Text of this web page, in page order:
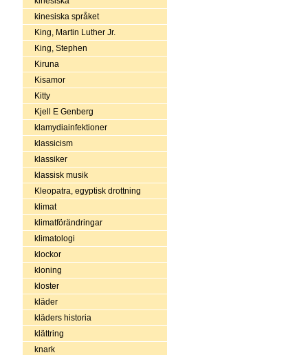
kinesiska språket
King, Martin Luther Jr.
King, Stephen
Kiruna
Kisamor
Kitty
Kjell E Genberg
klamydiainfektioner
klassicism
klassiker
klassisk musik
Kleopatra, egyptisk drottning
klimat
klimatförändringar
klimatologi
klockor
kloning
kloster
kläder
kläders historia
klättring
knark